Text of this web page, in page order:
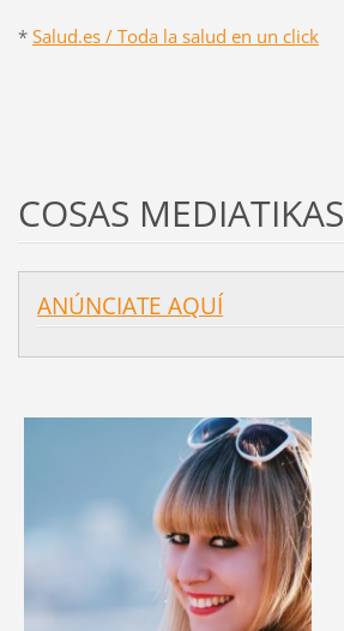
* Salud.es / Toda la salud en un click
COSAS MEDIATIKAS
ANÚNCIATE AQUÍ